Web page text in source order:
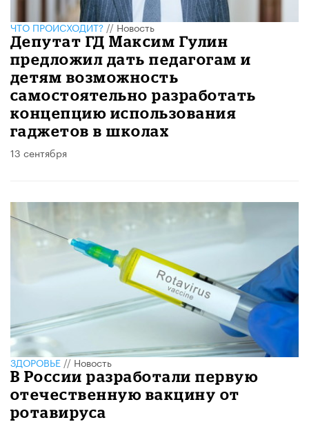
ЧТО ПРОИСХОДИТ?//Новость
Депутат ГД Максим Гулин
предложил дать педагогам и
детям возможность
самостоятельно разработать
концепцию использования
гаджетов в школах
13 сентября
ЗДОРОВЬЕ//Новость
В России разработали первую
отечественную вакцину от
ротавируса